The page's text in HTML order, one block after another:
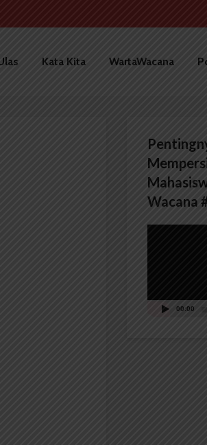
Kata Kita WartaWacana
Wacana
00:00